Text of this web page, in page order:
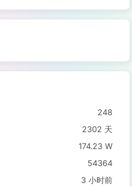
248
2302 天
174.23 W
54364
3 小时前